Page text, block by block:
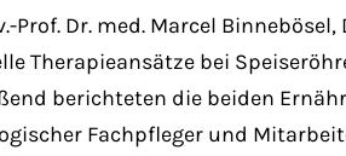
Prof. Dr. med. Marcel
Therapieansätze bei
berichteten die beiden
Fachpfleger und